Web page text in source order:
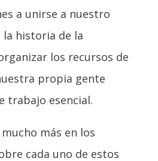
a unirse a nuestro
historia de la
los recursos de
propia gente
trabajo esencial.
más en los
cada uno de estos